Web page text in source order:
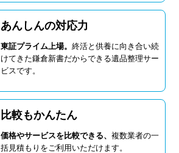
あんしんの対応力
東証プライム上場。終活と供養に向き合い続
けてきた鎌倉新書だからできる遺品整理サー
ビスです。
比較もかんたん
価格やサービスを比較できる、複数業者の一
括見積もりをご利用いただけます。